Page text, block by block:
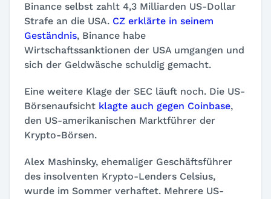
Binance selbst zahlt 4,3 Milliarden US-Dollar
Strafe an die USA. CZ erklärte in seinem
Geständnis, Binance habe
Wirtschaftssanktionen der USA umgangen und
sich der Geldwäsche schuldig gemacht.
Eine weitere Klage der SEC läuft noch. Die US-
Börsenaufsicht klagte auch gegen Coinbase,
den US-amerikanischen Marktführer der
Krypto-Börsen.
Alex Mashinsky, ehemaliger Geschäftsführer
des insolventen Krypto-Lenders Celsius,
wurde im Sommer verhaftet. Mehrere US-